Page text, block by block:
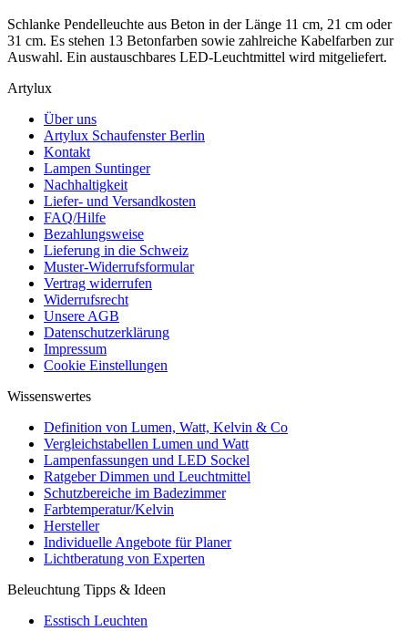
Schlanke Pendelleuchte aus Beton in der Länge 11 cm, 21 cm oder
31 cm. Es stehen 13 Betonfarben sowie zahlreiche Kabelfarben zur
Auswahl. Ein austauschbares LED-Leuchtmittel wird mitgeliefert.
Artylux
Über uns
Artylux Schaufenster Berlin
Kontakt
Lampen Suntinger
Nachhaltigkeit
Liefer- und Versandkosten
FAQ/Hilfe
Bezahlungsweise
Lieferung in die Schweiz
Muster-Widerrufsformular
Vertrag widerrufen
Widerrufsrecht
Unsere AGB
Datenschutzerklärung
Impressum
Cookie Einstellungen
Wissenswertes
Definition von Lumen, Watt, Kelvin & Co
Vergleichstabellen Lumen und Watt
Lampenfassungen und LED Sockel
Ratgeber Dimmen und Leuchtmittel
Schutzbereiche im Badezimmer
Farbtemperatur/Kelvin
Hersteller
Individuelle Angebote für Planer
Lichtberatung von Experten
Beleuchtung Tipps & Ideen
Esstisch Leuchten